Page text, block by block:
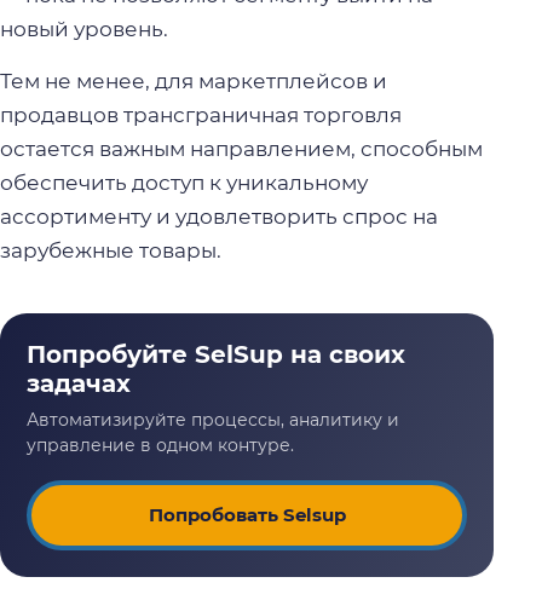
новый уровень.
Тем не менее, для маркетплейсов и
продавцов трансграничная торговля
остается важным направлением, способным
обеспечить доступ к уникальному
ассортименту и удовлетворить спрос на
зарубежные товары.
Попробовать Selsup